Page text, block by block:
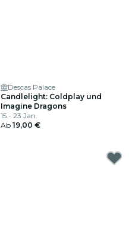
Descas Palace
Candlelight: Coldplay und
Imagine Dragons
15 - 23 Jan.
Ab 19,00 €